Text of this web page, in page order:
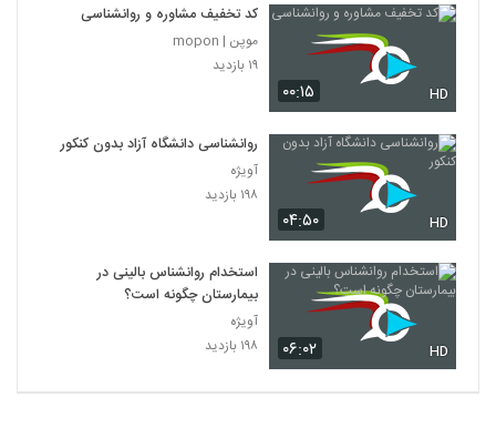
۰۰:۱۵ HD
کد تخفیف مشاوره و روانشناسی
موپن | mopon
۱۹ بازدید
۰۴:۵۰ HD
روانشناسی دانشگاه آزاد بدون کنکور
آویژه
۱۹۸ بازدید
۰۶:۰۲ HD
استخدام روانشناس بالینی در
بیمارستان چگونه است؟
آویژه
۱۹۸ بازدید